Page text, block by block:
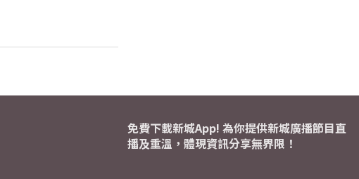
免費下載新城App! 為你提供新城廣播節目直
播及重溫，體現資訊分享無界限！